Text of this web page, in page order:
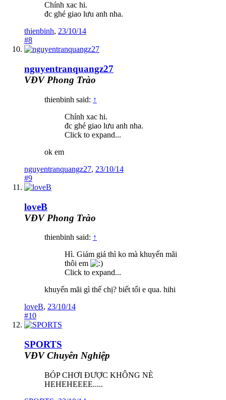
Chính xac hi.
đc ghé giao lưu anh nha.
thienbinh, 23/10/14
#8
nguyentranquangz27
VĐV Phong Trào
thienbinh said: ↑
Chính xac hi.
đc ghé giao lưu anh nha.
Click to expand...
ok em
nguyentranquangz27, 23/10/14
#9
loveB
VĐV Phong Trào
thienbinh said: ↑
Hì. Giảm giá thì ko mà khuyến mãi
thôi em
Click to expand...
khuyến mãi gì thế chị? biết tối e qua. hihi
loveB, 23/10/14
#10
SPORTS
VĐV Chuyên Nghiệp
BÓP CHƠI ĐƯỢC KHÔNG NÈ
HEHEHEEEE.....